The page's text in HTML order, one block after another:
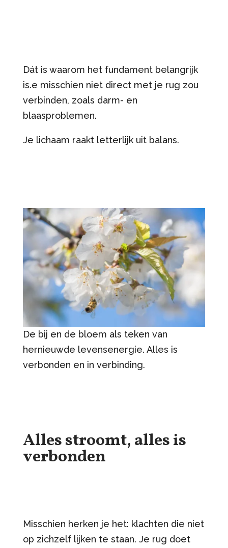
Dát is waarom het fundament belangrijk
is.e misschien niet direct met je rug zou
verbinden, zoals darm- en
blaasproblemen.
Je lichaam raakt letterlijk uit balans.
De bij en de bloem als teken van
hernieuwde levensenergie. Alles is
verbonden en in verbinding.
Alles stroomt, alles is
verbonden
Misschien herken je het: klachten die niet
op zichzelf lijken te staan. Je rug doet